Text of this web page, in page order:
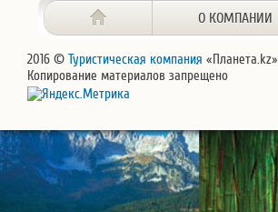
О КОМПАНИИ
2016 © Туристическая компания «Планета.kz»
Копирование материалов запрещено